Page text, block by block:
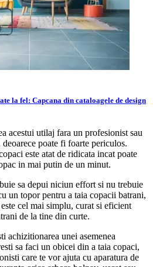
la fel: Capcana din cataloagele de design
acestui utilaj fara un profesionist sau
poate fi foarte periculos.
este atat de ridicata incat poate
in mai putin de un minut.
sa depui niciun effort si nu trebuie
un topor pentru a taia copacii batrani,
cel mai simplu, curat si eficient
de la tine din curte.
achizitionarea unei asemenea
sa faci un obicei din a taia copaci,
care te vor ajuta cu aparatura de